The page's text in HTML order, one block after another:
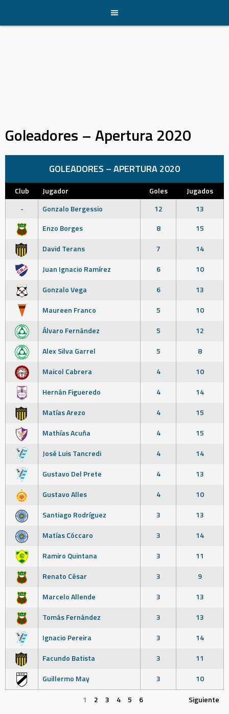
content
Goleadores – Apertura 2020
GOLEADORES – APERTURA 2020
Club Jugador Goles
Jugados
-
Gonzalo Bergessio 12
13
Enzo Borges
8
15
David Terans
7
14
Juan Ignacio Ramírez
6
10
Gonzalo Vega
6
13
Maureen Franco
5
10
Álvaro Fernández
5
12
Alex Silva Garrel
5
8
Maicol Cabrera
4
10
Hernán Figueredo
4
14
Matías Arezo
4
15
Mathías Acuña
4
15
José Luis Tancredi
4
14
Gustavo Del Prete
4
13
Gustavo Alles
4
10
Santiago Rodríguez
3
13
Matías Cóccaro
3
14
Ramiro Quintana
3
11
Renato César
3
9
Marcelo Allende
3
13
Tomás Fernández
3
13
Ignacio Pereira
3
14
Facundo Batista
3
11
Guillermo May
3
10
1
2 3 4 5 6 Siguiente